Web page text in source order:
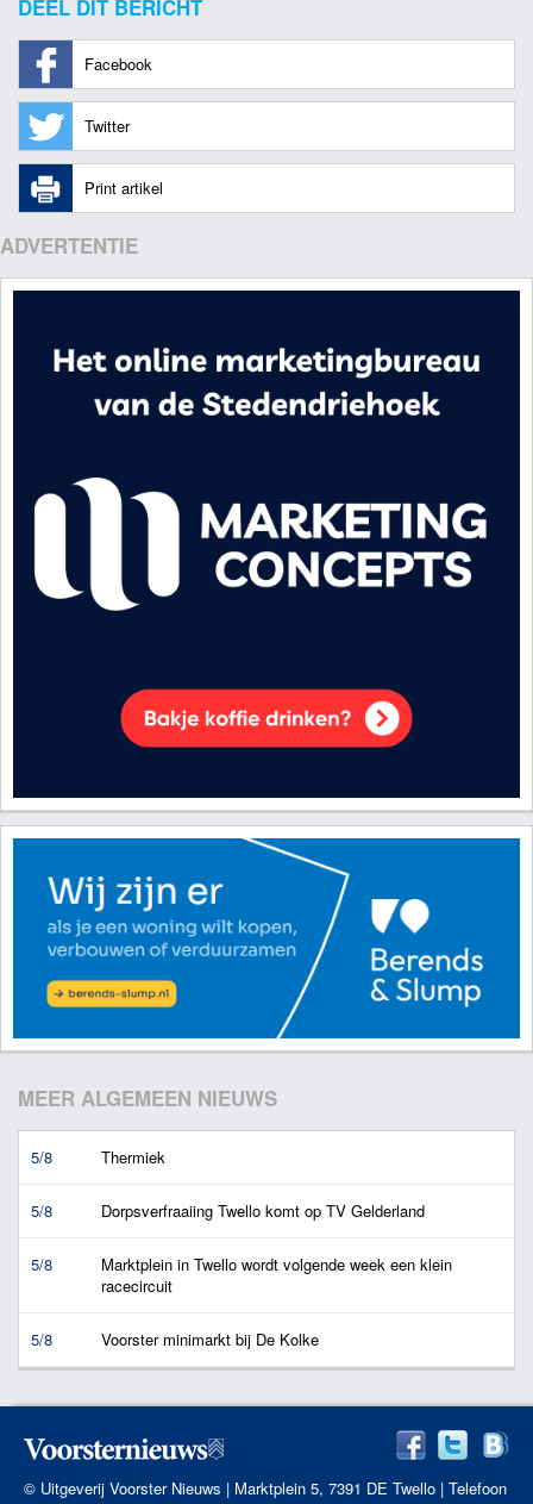
DEEL DIT BERICHT
Facebook
Twitter
Print artikel
ADVERTENTIE
MEER ALGEMEEN NIEUWS
5/8 Thermiek
5/8 Dorpsverfraaiing Twello komt op TV Gelderland
5/8
Marktplein in Twello wordt volgende week een klein
racecircuit
5/8 Voorster minimarkt bij De Kolke
© Uitgeverij Voorster Nieuws | Marktplein 5, 7391 DE Twello | Telefoon